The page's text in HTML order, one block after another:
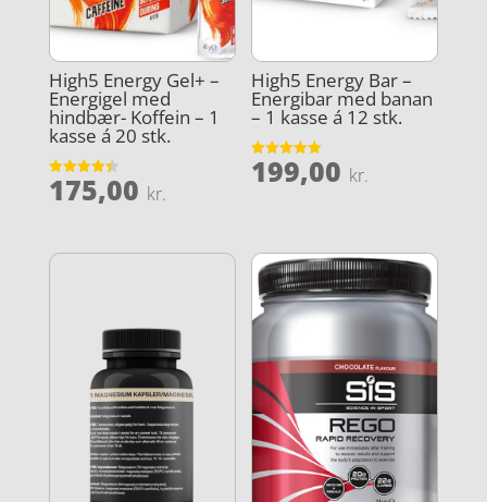
High5 Energy Gel+ –
Energigel med
hindbær- Koffein – 1
kasse á 20 stk.
Vurderet
4.4
175,00 kr.
High5 Energy Bar –
Energibar med banan
– 1 kasse á 12 stk.
Vurderet
4.9
199,00 kr.